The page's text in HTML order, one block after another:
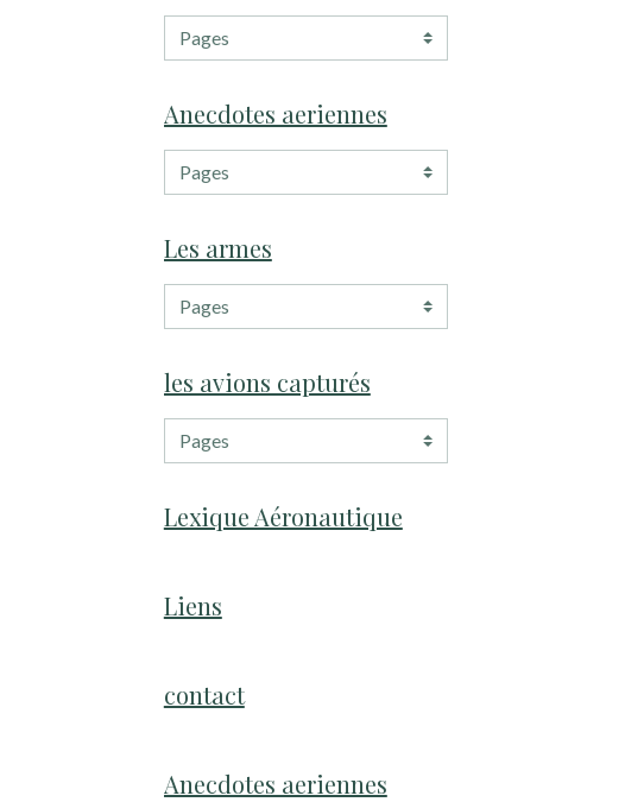
Anecdotes aeriennes
Les armes
les avions capturés
Lexique Aéronautique
Liens
contact
Anecdotes aeriennes